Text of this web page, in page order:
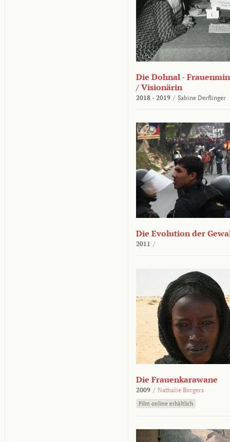
Die Dohnal -
/ Visionärin
2018 - 2019 / Sabine Derflinger
Die Evolution der
2011 /
Die Frauenkarawane
2009 / Nathalie Borgers
Film online erhältlich